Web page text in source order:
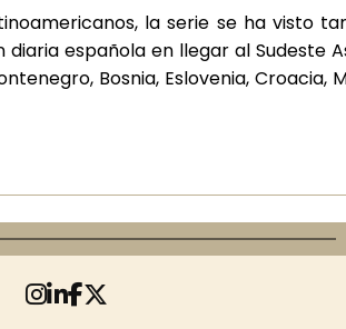
la serie se ha visto
española en llegar al Sudeste
Bosnia, Eslovenia, Croacia,